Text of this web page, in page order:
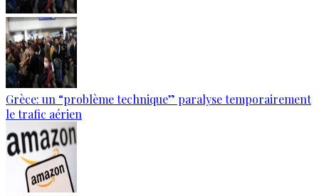
Grèce: un “problème technique” paralyse temporairement
le trafic aérien